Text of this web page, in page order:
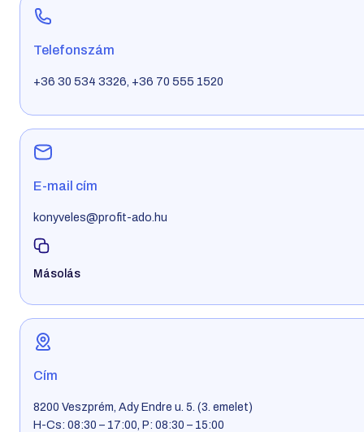
Telefonszám
+36 30 534 3326, +36 70 555 1520
E-mail cím
konyveles@profit-ado.hu
Másolás
Cím
8200 Veszprém, Ady Endre u. 5. (3. emelet)
H-Cs: 08:30 – 17:00, P: 08:30 – 15:00